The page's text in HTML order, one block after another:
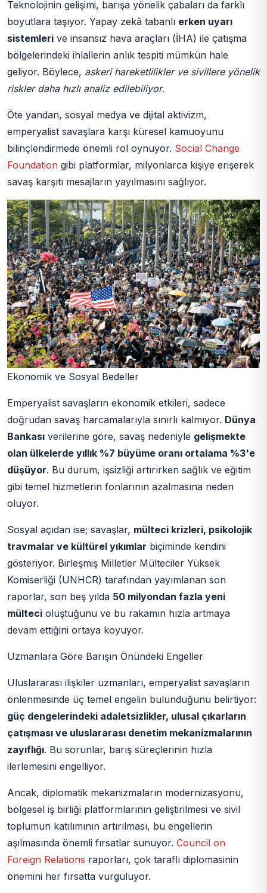
Teknolojinin gelişimi, barışa yönelik çabaları da farklı
boyutlara taşıyor. Yapay zekâ tabanlı erken uyarı
sistemleri ve insansız hava araçları (İHA) ile çatışma
bölgelerindeki ihlallerin anlık tespiti mümkün hale
geliyor. Böylece, askeri hareketlilikler ve sivillere yönelik
riskler daha hızlı analiz edilebiliyor.
Öte yandan, sosyal medya ve dijital aktivizm,
emperyalist savaşlara karşı küresel kamuoyunu
bilinçlendirmede önemli rol oynuyor. Social Change
Foundation gibi platformlar, milyonlarca kişiye erişerek
savaş karşıtı mesajların yayılmasını sağlıyor.
Ekonomik ve Sosyal Bedeller
Emperyalist savaşların ekonomik etkileri, sadece
doğrudan savaş harcamalarıyla sınırlı kalmıyor. Dünya
Bankası verilerine göre, savaş nedeniyle gelişmekte
olan ülkelerde yıllık %7 büyüme oranı ortalama %3'e
düşüyor. Bu durum, işsizliği artırırken sağlık ve eğitim
gibi temel hizmetlerin fonlarının azalmasına neden
oluyor.
Sosyal açıdan ise; savaşlar, mülteci krizleri, psikolojik
travmalar ve kültürel yıkımlar biçiminde kendini
gösteriyor. Birleşmiş Milletler Mülteciler Yüksek
Komiserliği (UNHCR) tarafından yayımlanan son
raporlar, son beş yılda 50 milyondan fazla yeni
mülteci oluştuğunu ve bu rakamın hızla artmaya
devam ettiğini ortaya koyuyor.
Uzmanlara Göre Barışın Önündeki Engeller
Uluslararası ilişkiler uzmanları, emperyalist savaşların
önlenmesinde üç temel engelin bulunduğunu belirtiyor:
güç dengelerindeki adaletsizlikler, ulusal çıkarların
çatışması ve uluslararası denetim mekanizmalarının
zayıflığı. Bu sorunlar, barış süreçlerinin hızla
ilerlemesini engelliyor.
Ancak, diplomatik mekanizmaların modernizasyonu,
bölgesel iş birliği platformlarının geliştirilmesi ve sivil
toplumun katılımının artırılması, bu engellerin
aşılmasında önemli fırsatlar sunuyor. Council on
Foreign Relations raporları, çok taraflı diplomasinin
önemini her fırsatta vurguluyor.